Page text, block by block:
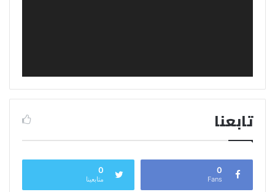
تابعنا
0
Fans
0
متابعينا